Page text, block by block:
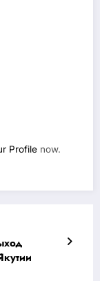
Profile now.